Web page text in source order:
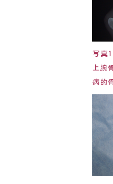
写真
上腕
病的